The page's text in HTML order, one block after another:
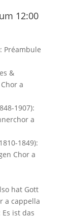
12:00
Préambule
&
a
1907):
a
1849):
Chor a
hat Gott
a cappella
ist das